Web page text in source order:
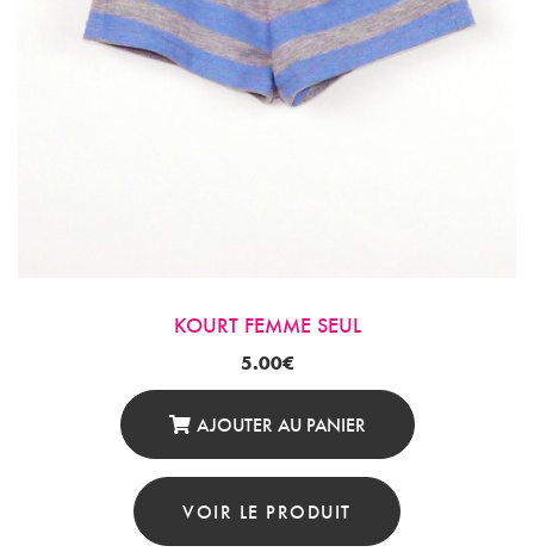
KOURT FEMME SEUL
5.00€
AJOUTER AU PANIER
VOIR LE PRODUIT